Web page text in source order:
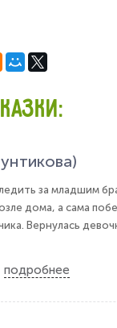
за младшим
дома, а сама
Вернулась
подробнее